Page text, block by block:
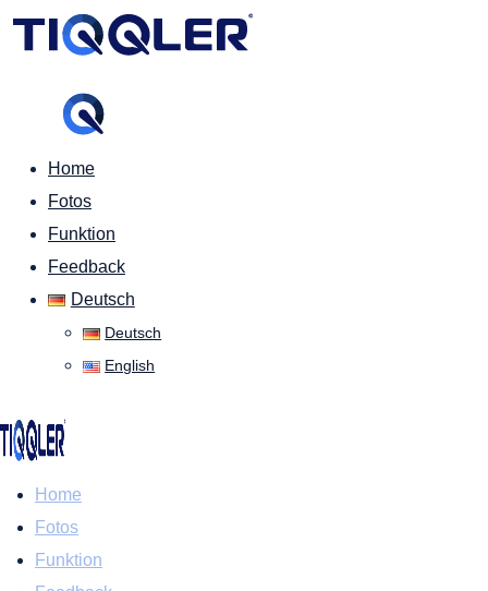
Home
Fotos
Funktion
Feedback
Deutsch
Deutsch
English
Home
Fotos
Funktion